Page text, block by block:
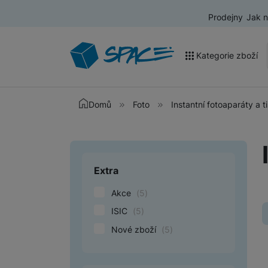
Prodejny Jak
Kategorie zboží
Akce a výprodej
Televize
Audio
Domácí spotřebiče
Domů Foto Instantní fotoaparáty a
Upřesnit
Extra
Akce (5)
ISIC
(5)
Nové zboží (5)